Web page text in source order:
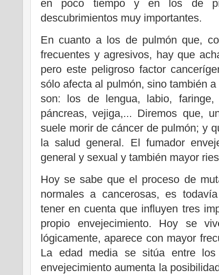
en poco tiempo y en los de
descubrimientos muy importantes.
En cuanto a los de pulmón que,
frecuentes y agresivos, hay que
pero este peligroso factor
sólo afecta al pulmón, sino también
son: los de lengua, labio, faringe,
páncreas, vejiga,... Diremos que,
suele morir de cáncer de pulmón; y
la salud general. El fumador
general y sexual y también mayor
Hoy se sabe que el proceso de
normales a cancerosas, es
tener en cuenta que influyen tres
propio envejecimiento. Hoy se
lógicamente, aparece con mayor
La edad media se sitúa entre
envejecimiento aumenta la